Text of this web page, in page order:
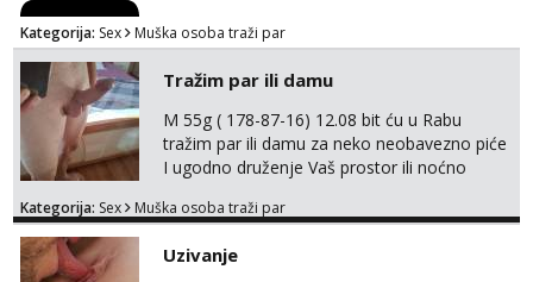
Kategorija: Sex Muška osoba traži par
Tražim par ili damu
M 55g ( 178-87-16) 12.08 bit ću u Rabu
tražim par ili damu za neko neobavezno piće
I ugodno druženje Vaš prostor ili noćno
trata.vrh@gmail.com
Kategorija: Sex Muška osoba traži par
Uzivanje